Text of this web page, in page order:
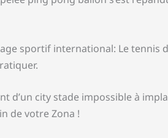
sportif international: Le tennis
d’un city stade impossible à
de votre Zona !